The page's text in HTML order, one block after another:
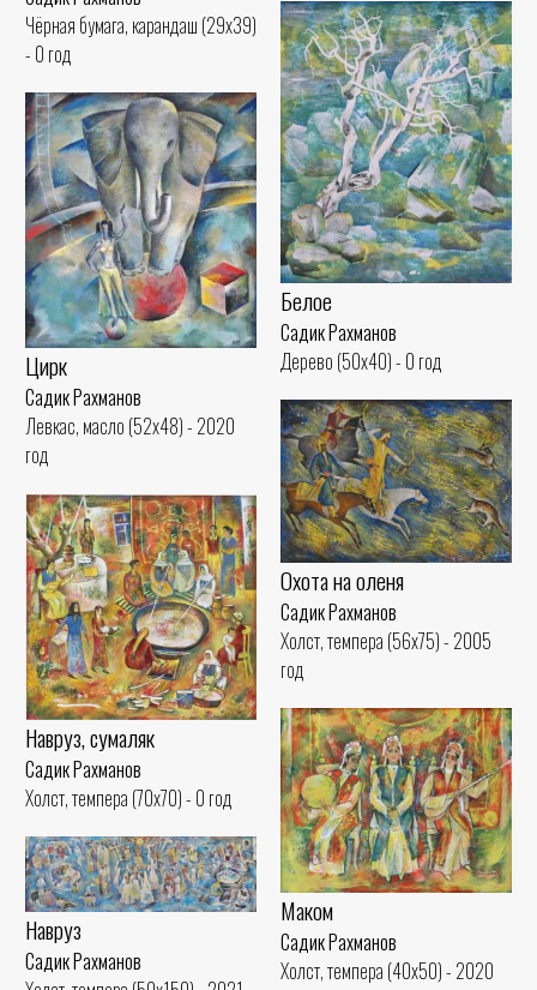
Чёрная бумага, карандаш (29x39)
- 0 год
Белое
Садик Рахманов
Дерево (50x40) - 0 год
Цирк
Садик Рахманов
Левкас, масло (52x48) - 2020
год
Охота на оленя
Садик Рахманов
Холст, темпера (56x75) - 2005
год
Навруз, сумаляк
Садик Рахманов
Холст, темпера (70x70) - 0 год
Маком
Садик Рахманов
Холст, темпера (40x50) - 2020
Навруз
Садик Рахманов